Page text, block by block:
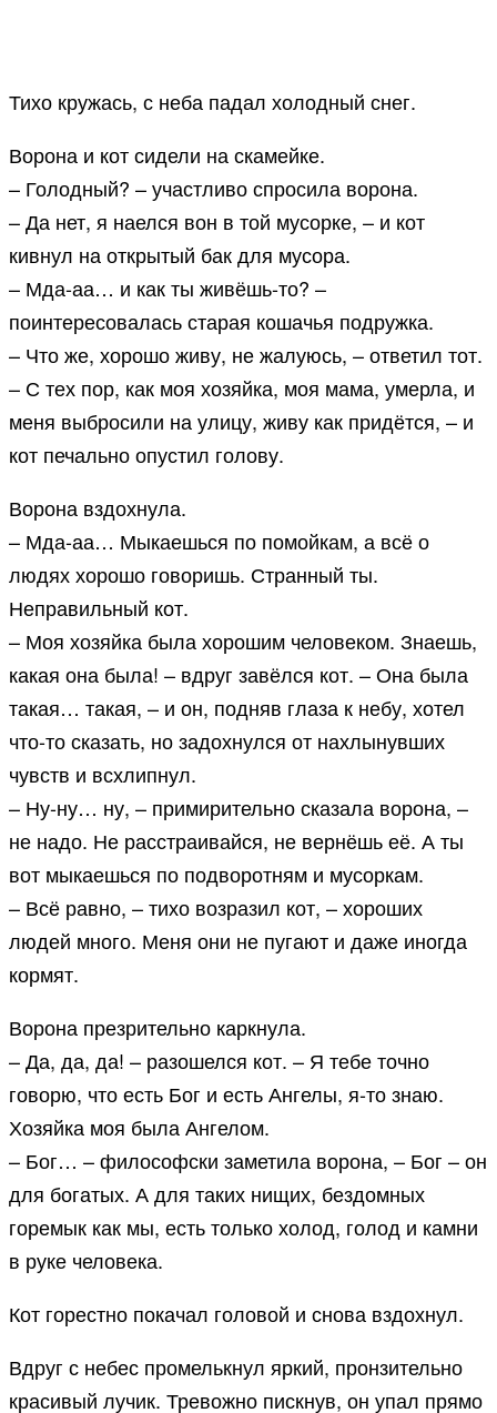
Тихо кружась, с неба падал холодный снег.
Ворона и кот сидели на скамейке.
– Голодный? – участливо спросила ворона.
– Да нет, я наелся вон в той мусорке, – и кот
кивнул на открытый бак для мусора.
– Мда-аа… и как ты живёшь-то? –
поинтересовалась старая кошачья подружка.
– Что же, хорошо живу, не жалуюсь, – ответил тот.
– С тех пор, как моя хозяйка, моя мама, умерла, и
меня выбросили на улицу, живу как придётся, – и
кот печально опустил голову.
Ворона вздохнула.
– Мда-аа… Мыкаешься по помойкам, а всё о
людях хорошо говоришь. Странный ты.
Неправильный кот.
– Моя хозяйка была хорошим человеком. Знаешь,
какая она была! – вдруг завёлся кот. – Она была
такая… такая, – и он, подняв глаза к небу, хотел
что-то сказать, но задохнулся от нахлынувших
чувств и всхлипнул.
– Ну-ну… ну, – примирительно сказала ворона, –
не надо. Не расстраивайся, не вернёшь её. А ты
вот мыкаешься по подворотням и мусоркам.
– Всё равно, – тихо возразил кот, – хороших
людей много. Меня они не пугают и даже иногда
кормят.
Ворона презрительно каркнула.
– Да, да, да! – разошелся кот. – Я тебе точно
говорю, что есть Бог и есть Ангелы, я-то знаю.
Хозяйка моя была Ангелом.
– Бог… – философски заметила ворона, – Бог – он
для богатых. А для таких нищих, бездомных
горемык как мы, есть только холод, голод и камни
в руке человека.
Кот горестно покачал головой и снова вздохнул.
Вдруг с небес промелькнул яркий, пронзительно
красивый лучик. Тревожно пискнув, он упал прямо